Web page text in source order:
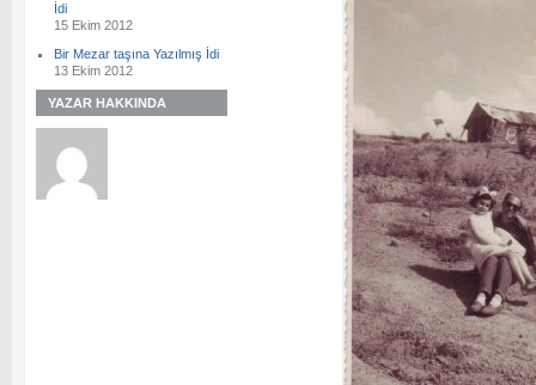
İdi
15 Ekim 2012
Bir Mezar taşına Yazılmış İdi
13 Ekim 2012
YAZAR HAKKINDA